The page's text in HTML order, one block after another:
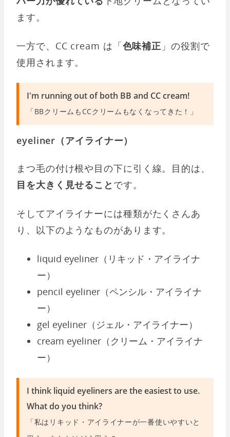
ます。
一方で、CC cream は「色味補正 」の役割で
使用されます。
I'm running out of both BB and CC cream!
「BBクリームもCCクリームもなくなってきた！」
eyeliner（アイライナー）
まつ毛の付け根や目の下に引く線。目的は、
目を大きく見せること です。
そしてアイライナーには種類がたくさんあ
り、以下のようなものがあります。
liquid eyeliner（リキッド・アイライナ
ー）
pencil eyeliner（ペンシル・アイライナ
ー）
gel eyeliner（ジェル・アイライナー）
cream eyeliner（クリーム・アイライナ
ー）
I think liquid eyeliners are the easiest to use.
What do you think?
「私はリキッド・アイライナーが一番使いやすいと